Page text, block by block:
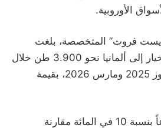
الأوروبية.
فروت” المتخصصة، بلغت
صادرات المغرب من الخيار إلى ألمانيا نحو 3.900 طن خلال
الفترة الممتدة بين يوليوز 2025 ومارس 2026، بقيمة
ويمثل هذا الحجم ارتفاعاً بنسبة 10 في المائة مقارنة